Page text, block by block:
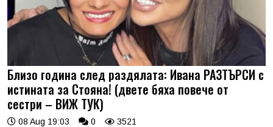
Близо година след раздялата: Ивана РАЗТЪРСИ с
истината за Стояна! (двете бяха повече от
сестри – ВИЖ ТУК)
08 Aug 19:03 0 3521